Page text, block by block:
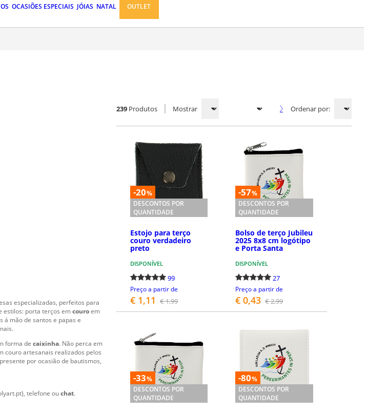
OCASIÕES ESPECIAIS JÓIAS NATAL OUTLET
especializadas, perfeitos para
estilos: porta terços emcouroem
á mão de santos e papas e
forma de caixinha. Não perca em
couro artesanais realizados pelos
por ocasião de bautismos,
telefone ouchat.
239 Produtos Mostrar Ordenar por:
-20%
DESCONTOS POR
QUANTIDADE
Estojo para terço
couro verdadeiro
preto
DISPONÍVEL
99
Preço a partir de
€ 1,11 € 1,99
-57%
DESCONTOS POR
QUANTIDADE
Bolso de terço Jubileu
2025 8x8 cm logótipo
e Porta Santa
DISPONÍVEL
27
Preço a partir de
€ 0,43 € 2,99
-33%
DESCONTOS POR
QUANTIDADE
-80%
DESCONTOS POR
QUANTIDADE